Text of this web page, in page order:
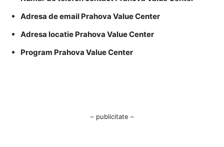
Adresa de email Prahova Value Center
Adresa locatie Prahova Value Center
Program Prahova Value Center
– publicitate –